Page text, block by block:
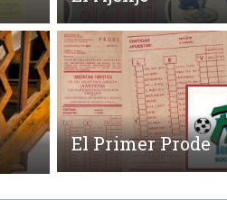
El Primer Prode